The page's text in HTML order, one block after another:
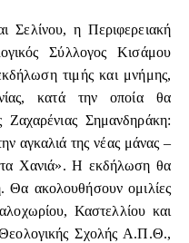
Σελίνου, η Περιφερειακή
Σύλλογος Κισάμου
τιμής και μνήμης,
κατά την οποία θα
Ζαχαρένιας Σημανδηράκη:
αγκαλιά της νέας μάνας –
Χανιά». Η εκδήλωση θα
Θα ακολουθήσουν ομιλίες
Καστελλίου και
Σχολής Α.Π.Θ.,